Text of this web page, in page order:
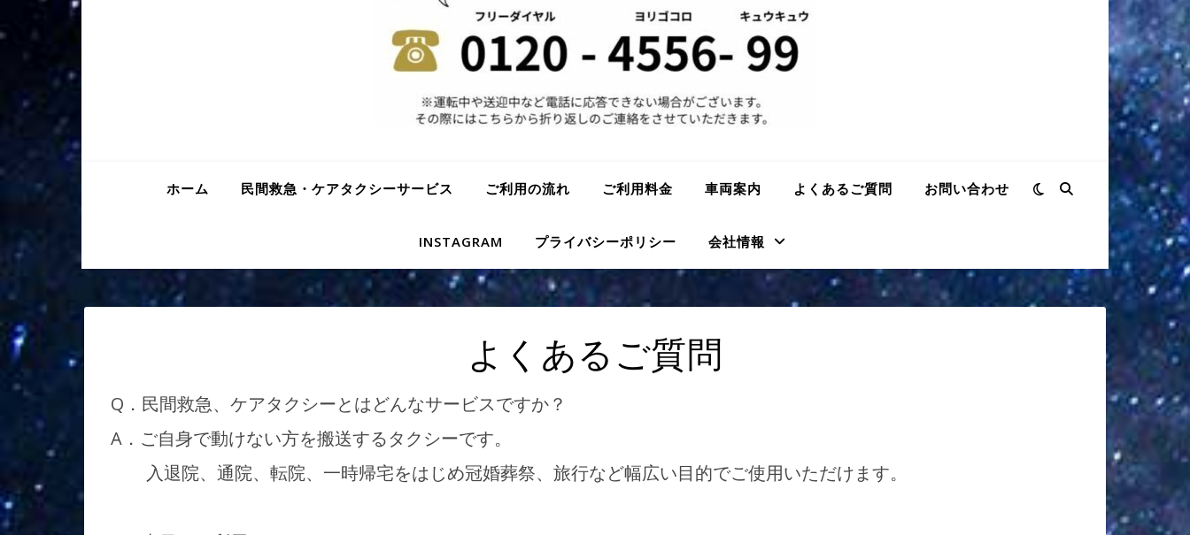
ホーム 民間救急・ケアタクシーサービス ご利用の流れ ご利用料金 車両案内 よくあるご質問 お問い合わせ
INSTAGRAM プライバシーポリシー 会社情報
よくあるご質問
Q．民間救急、ケアタクシーとはどんなサービスですか？
A．ご自身で動けない方を搬送するタクシーです。
入退院、通院、転院、一時帰宅をはじめ冠婚葬祭、旅行など幅広い目的でご使用いただけます。